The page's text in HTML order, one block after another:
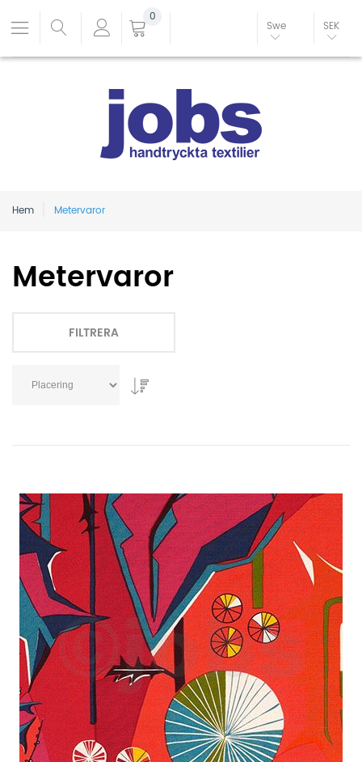
Swe SEK
0
Hem Metervaror
Metervaror
FILTRERA